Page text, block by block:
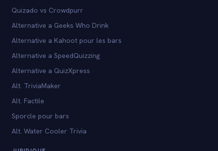
Quizado vs Crowdpurr
Alternative a Geeks Who Drink
Alternative a Kahoot pour les bars
Alternative a SpeedQuizzing
Alternative a QuizXpress
Alt. TriviaMaker
Alt. Factile
Sporcle pour bars
Alt. Water Cooler Trivia